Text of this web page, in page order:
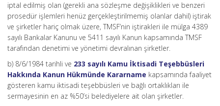
iptal edilmiş olan (gerekli ana sözleşme değişiklikleri ve benzeri
prosedür işlemleri henüz gerçekleştirilmemiş olanlar dahil) iştirak
ve şirketler hariç olmak üzere, TMSF’nin iştirakleri ile mülga 4389
sayılı Bankalar Kanunu ve 5411 sayılı Kanun kapsamında TMSF
tarafından denetimi ve yönetimi devralınan şirketler.
b) 8/6/1984 tarihli ve 233 sayılı Kamu İktisadi Teşebbüsleri
Hakkında Kanun Hükmünde Kararname kapsamında faaliyet
gösteren kamu iktisadi teşebbüsleri ve bağlı ortaklıkları ile
sermayesinin en az %50’si belediyelere ait olan şirketler.